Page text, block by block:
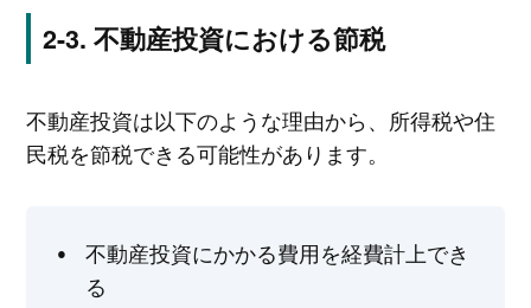
不動産投資における節税
不動産投資は以下のような理由から、所得税や住
民税を節税できる可能性があります。
不動産投資にかかる費用を経費計上でき
る